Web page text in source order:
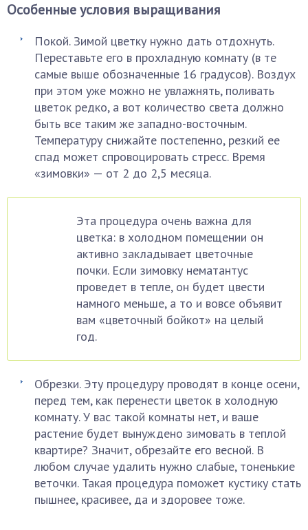
Особенные условия выращивания
Покой. Зимой цветку нужно дать отдохнуть.
Переставьте его в прохладную комнату (в те
самые выше обозначенные 16 градусов). Воздух
при этом уже можно не увлажнять, поливать
цветок редко, а вот количество света должно
быть все таким же западно-восточным.
Температуру снижайте постепенно, резкий ее
спад может спровоцировать стресс. Время
«зимовки» — от 2 до 2,5 месяца.
Эта процедура очень важна для
цветка: в холодном помещении он
активно закладывает цветочные
почки. Если зимовку нематантус
проведет в тепле, он будет цвести
намного меньше, а то и вовсе объявит
вам «цветочный бойкот» на целый
год.
Обрезки. Эту процедуру проводят в конце осени,
перед тем, как перенести цветок в холодную
комнату. У вас такой комнаты нет, и ваше
растение будет вынуждено зимовать в теплой
квартире? Значит, обрезайте его весной. В
любом случае удалить нужно слабые, тоненькие
веточки. Такая процедура поможет кустику стать
пышнее, красивее, да и здоровее тоже.